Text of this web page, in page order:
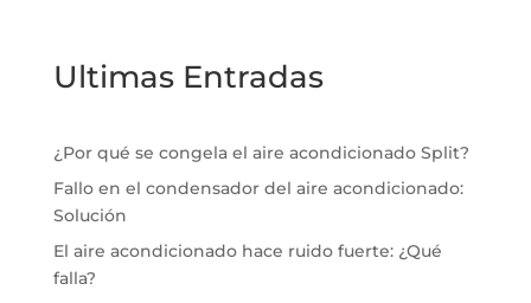
Ultimas Entradas
¿Por qué se congela el aire acondicionado Split?
Fallo en el condensador del aire acondicionado:
Solución
El aire acondicionado hace ruido fuerte: ¿Qué
falla?